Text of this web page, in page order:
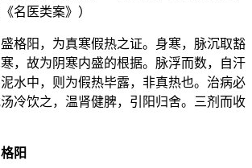
名医类案》）
格阳，为真寒假热之证。身寒，脉沉取豁
，故为阴寒内盛的根据。脉浮而数，自汗
水中，则为假热毕露，非真热也。治病必
冷饮之，温肾健脾，引阳归舍。三剂而收
阳